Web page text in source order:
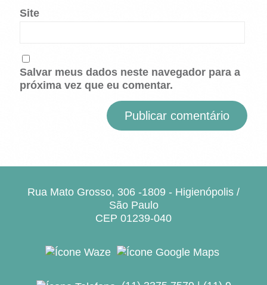
Site
Salvar meus dados neste navegador para a
próxima vez que eu comentar.
Rua Mato Grosso, 306 -1809 - Higienópolis /
São Paulo
CEP 01239-040